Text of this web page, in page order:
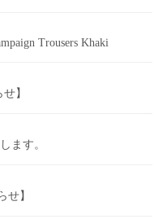
Trousers Khaki
】
ます。
せ】